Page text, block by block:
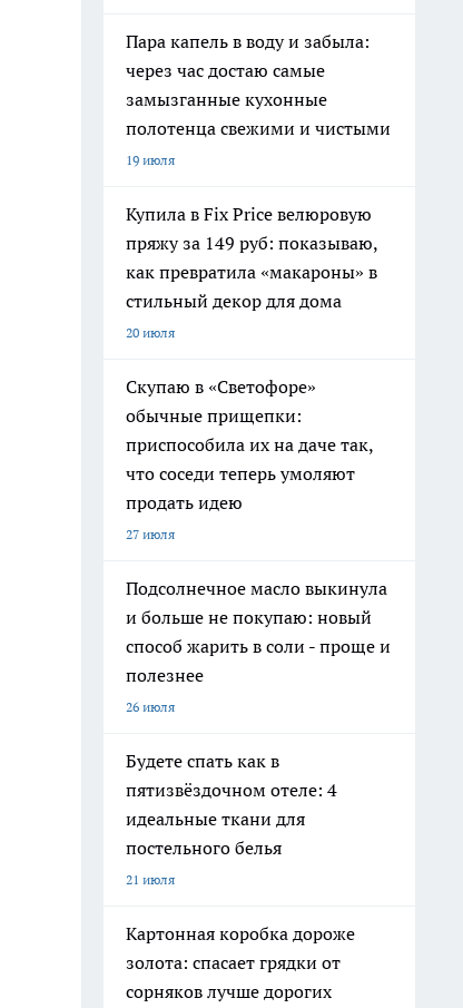
Пара капель в воду и забыла:
через час достаю самые
замызганные кухонные
полотенца свежими и чистыми
19 июля
Купила в Fix Price велюровую
пряжу за 149 руб: показываю,
как превратила «макароны» в
стильный декор для дома
20 июля
Скупаю в «Светофоре»
обычные прищепки:
приспособила их на даче так,
что соседи теперь умоляют
продать идею
27 июля
Подсолнечное масло выкинула
и больше не покупаю: новый
способ жарить в соли - проще и
полезнее
26 июля
Будете спать как в
пятизвёздочном отеле: 4
идеальные ткани для
постельного белья
21 июля
Картонная коробка дороже
золота: спасает грядки от
сорняков лучше дорогих